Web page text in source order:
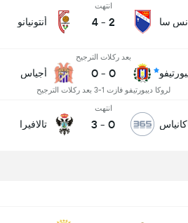
سا
انتهت
2
-
4 أنتونيانو
بعد ركلات الترجيح
0
-
0
لروكا ديبورتيفو فازت 1-3 بعد ركلات الترجيح
أجياس
انتهت
0
-
3 تالافيرا